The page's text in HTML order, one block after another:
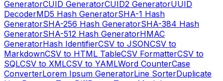
GeneratorCUID GeneratorCUID2 GeneratorUUID
DecoderMD5 Hash GeneratorSHA-1 Hash
GeneratorSHA-256 Hash GeneratorSHA-384 Hash
GeneratorSHA-512 Hash GeneratorHMAC
GeneratorHash IdentifierCSV to JSONCSV to
MarkdownCSV to HTML TableCSV FormatterCSV to
SQLCSV to XMLCSV to YAMLWord CounterCase
ConverterLorem Ipsum GeneratorLine SorterDuplicate